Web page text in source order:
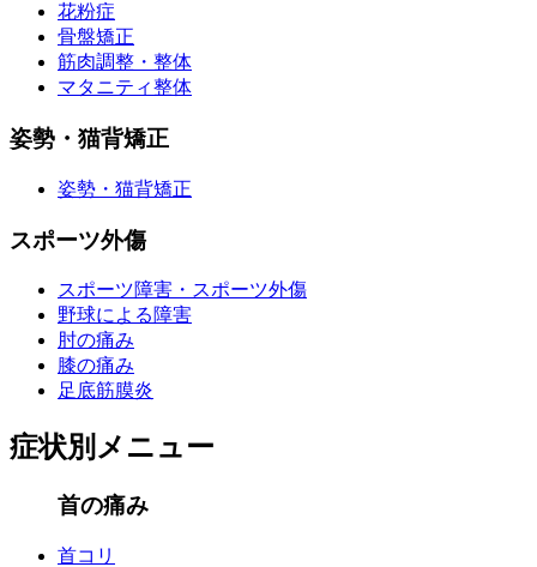
花粉症
骨盤矯正
筋肉調整・整体
マタニティ整体
姿勢・猫背矯正
姿勢・猫背矯正
スポーツ外傷
スポーツ障害・スポーツ外傷
野球による障害
肘の痛み
膝の痛み
足底筋膜炎
症状別メニュー
首の痛み
首コリ